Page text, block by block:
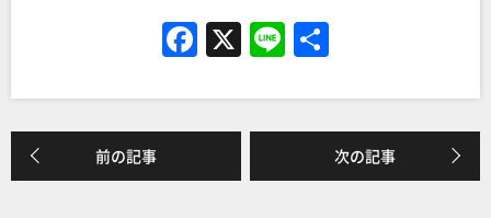
F
c
e
b
X Li
e
前の記事 次の記事